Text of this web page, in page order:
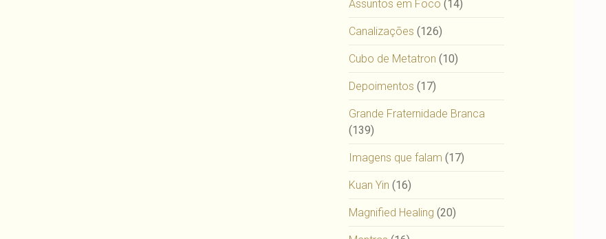
Assuntos em Foco (14)
Canalizações (126)
Cubo de Metatron (10)
Depoimentos (17)
Grande Fraternidade Branca
(139)
Imagens que falam (17)
Kuan Yin (16)
Magnified Healing (20)